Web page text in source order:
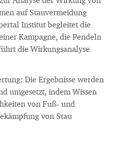
auf Stauvermeidung
Institut begleitet die
Kampagne, die Pendeln
die Wirkungsanalyse
Die Ergebnisse werden
umgesetzt, indem Wissen
von Fuß- und
von Stau